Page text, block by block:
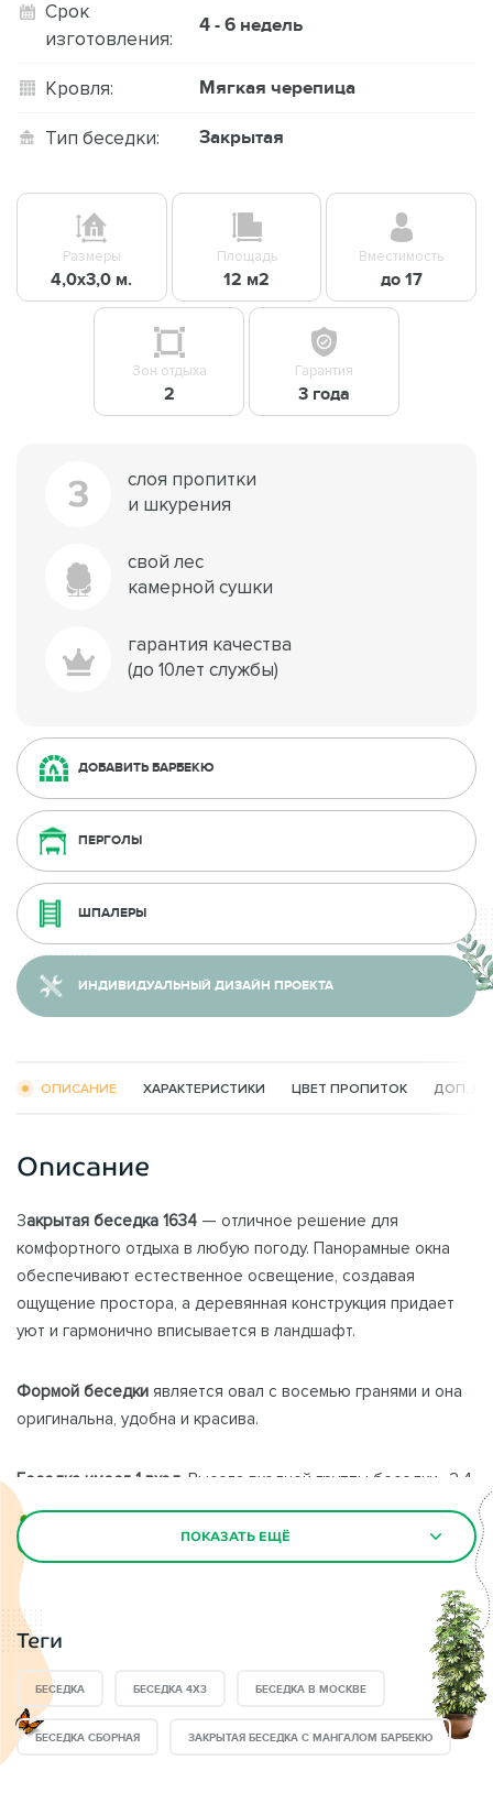
Срок
изготовления:
4 - 6 недель
Кровля: Мягкая черепица
Тип беседки: Закрытая
Размеры
4,0х3,0 м.
Площадь
12 м2
Вместимость
до 17
Зон отдыха
2
Гарантия
3 года
3
слоя пропитки
и шкурения
свой лес
камерной сушки
гарантия качества
(до 10лет службы)
ДОБАВИТЬ БАРБЕКЮ
ПЕРГОЛЫ
ШПАЛЕРЫ
ИНДИВИДУАЛЬНЫЙ ДИЗАЙН ПРОЕКТА
ОПИСАНИЕ ХАРАКТЕРИСТИКИ ЦВЕТ ПРОПИТОК ДОП.
Описание
Закрытая беседка 1634 — отличное решение для
комфортного отдыха в любую погоду. Панорамные окна
обеспечивают естественное освещение, создавая
ощущение простора, а деревянная конструкция придает
уют и гармонично вписывается в ландшафт.
Формой беседки является овал с восемью гранями и она
оригинальна, удобна и красива.
Беседка имеет 1 вход . Высота входной группы беседки- 2.4
метра. Любой предмет интерьера и самый высокий гость
попадет в беседку без осложнений.
компанию из 12-17 человек. Ваши родные и близкие будут
всегда довольны Вашим приобретением именно такой
беседки.
Составные элементы
беседки 1634 при изготовлении
ПОКАЗАТЬ ЕЩЁ
Теги
БЕСЕДКА БЕСЕДКА 4X3 БЕСЕДКА В МОСКВЕ
БЕСЕДКА СБОРНАЯ ЗАКРЫТАЯ БЕСЕДКА С МАНГАЛОМ БАРБЕКЮ